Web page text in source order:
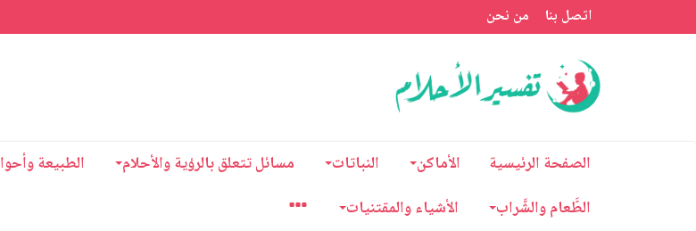
اتصل بنا من نحن
الصفحة الرئيسية الأماكن النباتات مسائل تتعلق بالرؤية والأحلام الطبيعة
الطَّعام والشَّراب
الأشياء والمقتنيات